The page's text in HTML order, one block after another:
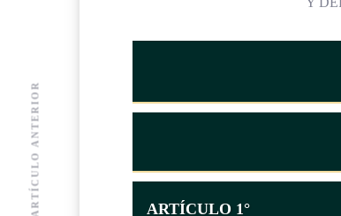
ARTÍCULO 1°
ARTÍCULO ANTERIOR